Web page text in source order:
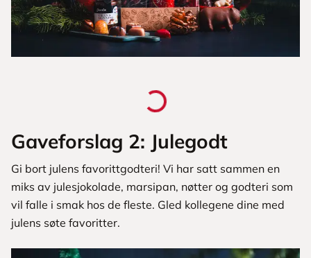
Gaveforslag 2: Julegodt
Gi bort julens favorittgodteri! Vi har satt sammen en
miks av julesjokolade, marsipan, nøtter og godteri som
vil falle i smak hos de fleste. Gled kollegene dine med
julens søte favoritter.